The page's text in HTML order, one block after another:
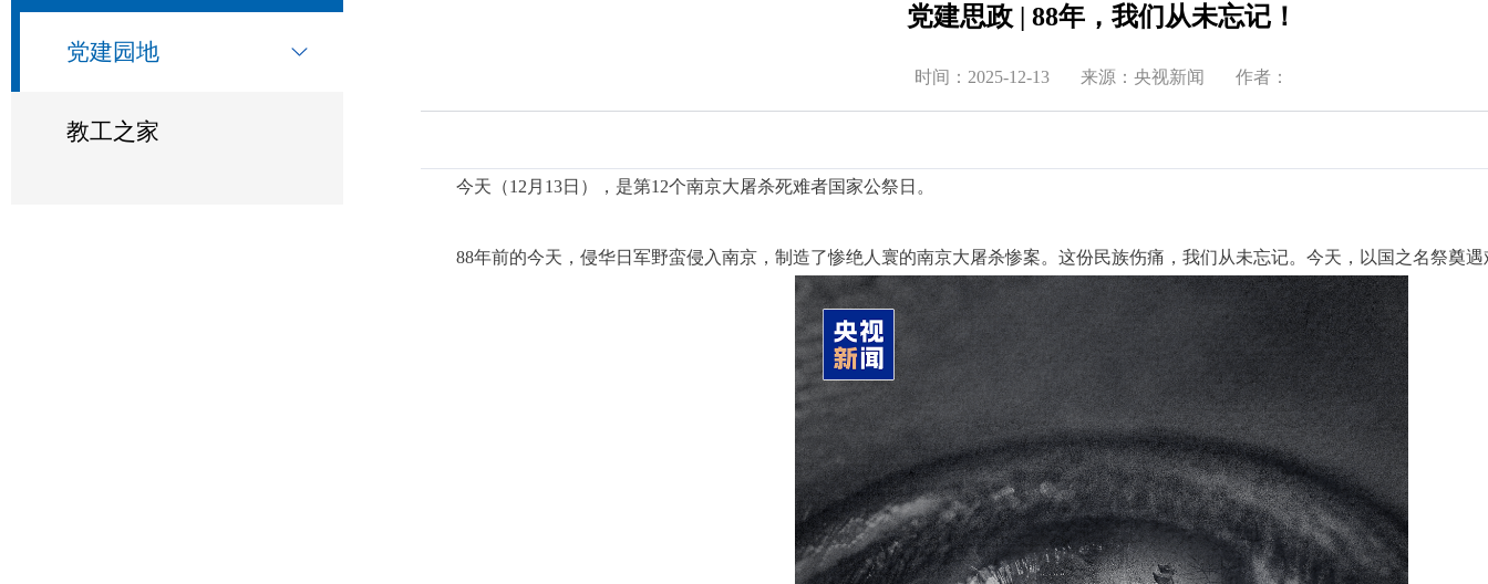
党建园地
教工之家
党建思政 | 88年，我们从未忘记！
时间：2025-12-13 来源：央视新闻 作者：
今天（12月13日），是第12个南京大屠杀死难者国家公祭日。
88年前的今天，侵华日军野蛮侵入南京，制造了惨绝人寰的南京大屠杀惨案。这份民族伤痛，我们从未忘记。今天，以国之名祭奠